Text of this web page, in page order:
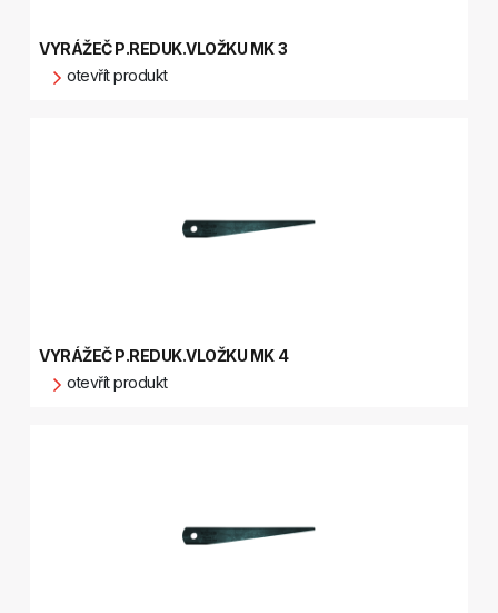
VYRÁŽEČ P.REDUK.VLOŽKU MK 3
otevřít produkt
VYRÁŽEČ P.REDUK.VLOŽKU MK 4
otevřít produkt